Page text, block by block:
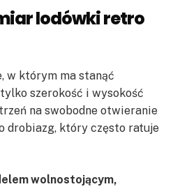
lodówki retro
w którym ma stanąć
szerokość i wysokość
na swobodne otwieranie
drobiazg, który często ratuje
wolnostojącym,